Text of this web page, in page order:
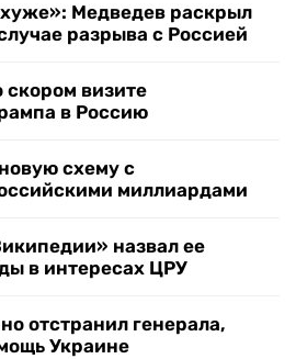
Медведев раскрыл
разрыва с Россией
скором визите
в Россию
схему с
миллиардами
назвал ее
в интересах ЦРУ
отстранил генерала,
Украине